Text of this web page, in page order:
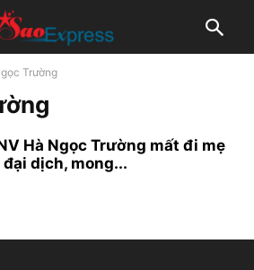
Trường
Hà Ngọc Trường mất đi mẹ
đại dịch, mong...